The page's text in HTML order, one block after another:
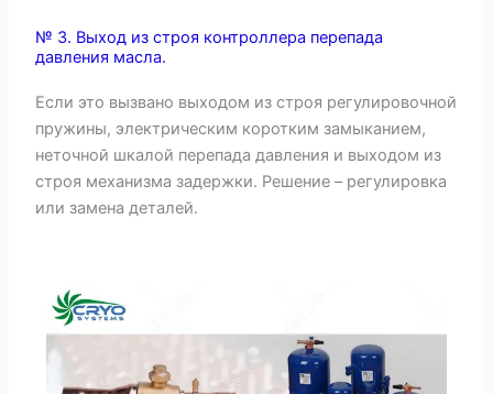
№ 3. Выход из строя контроллера перепада
давления масла.
Если это вызвано выходом из строя регулировочной
пружины, электрическим коротким замыканием,
неточной шкалой перепада давления и выходом из
строя механизма задержки. Решение – регулировка
или замена деталей.